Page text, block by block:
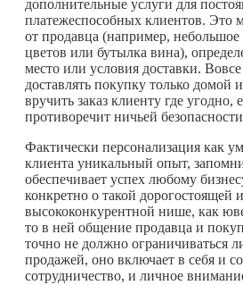
дополнительные услуги для
платежеспособных клиентов. Это
от продавца (например,
цветов или бутылка вина),
место или условия доставки. Вовсе
доставлять покупку только
вручить заказ клиенту где угодно,
противоречит ничьей
Фактически персонализация как
клиента уникальный опыт,
обеспечивает успех любому
конкретно о такой дорогостоящей и
высококонкурентной нише, как
то в ней общение продавца и
точно не должно ограничиваться
продажей, оно включает в себя и
сотрудничество, и личное